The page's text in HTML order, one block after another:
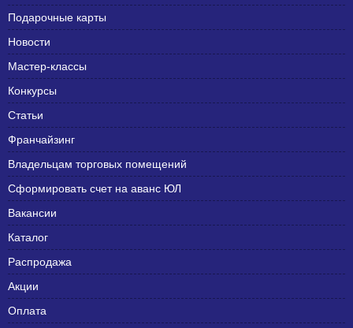
Подарочные карты
Новости
Мастер-классы
Конкурсы
Статьи
Франчайзинг
Владельцам торговых помещений
Сформировать счет на аванс ЮЛ
Вакансии
Каталог
Распродажа
Акции
Оплата